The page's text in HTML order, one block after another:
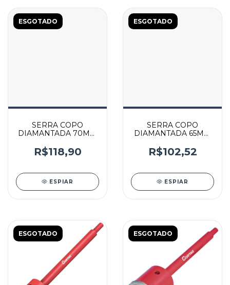
ESGOTADO
SERRA COPO
DIAMANTADA 70MM
CORTAG
R$118,90
ESPIAR
ESGOTADO
SERRA COPO
DIAMANTADA 65MM
CORTAG
R$102,52
ESPIAR
ESGOTADO ESGOTADO